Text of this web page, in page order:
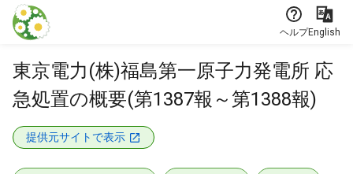
本文に飛ぶ
ヘルプEnglish
東京電力(株)福島第一原子力発電所 応
急処置の概要(第1387報～第1388報)
提供元サイトで表示